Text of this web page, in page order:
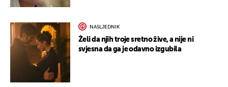
NASLJEDNIK
Želi da njih troje sretno žive, a nije ni
svjesna da ga je odavno izgubila